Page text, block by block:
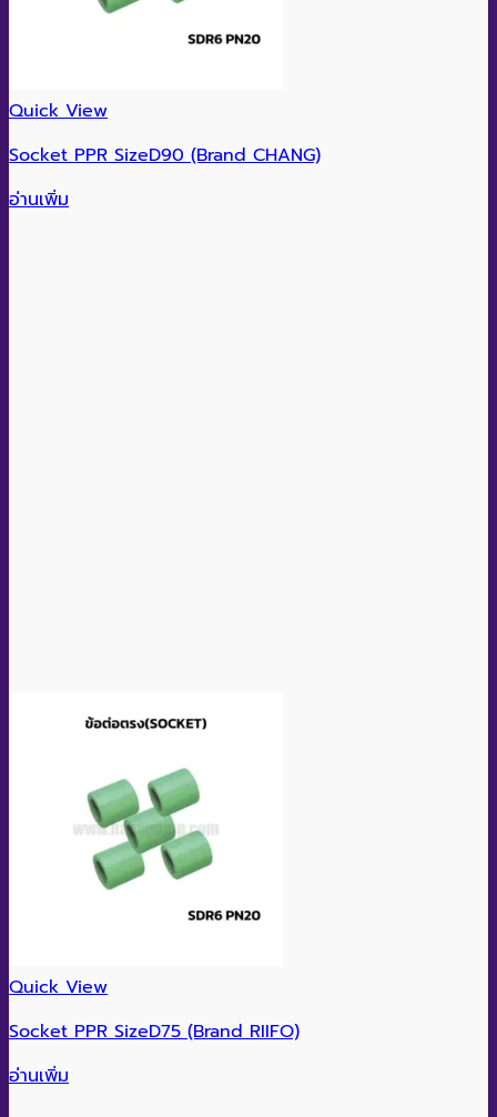
Quick View
Socket PPR SizeD90 (Brand CHANG)
อ่านเพิ่ม
Quick View
Socket PPR SizeD75 (Brand RIIFO)
อ่านเพิ่ม